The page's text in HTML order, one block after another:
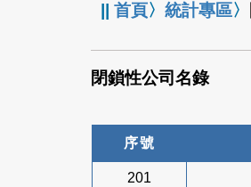
||首頁〉統計專區〉
閉鎖性公司名錄
序號
201